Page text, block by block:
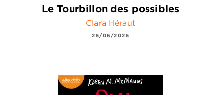
Le Tourbillon des possibles
Clara Héraut
25/06/2025